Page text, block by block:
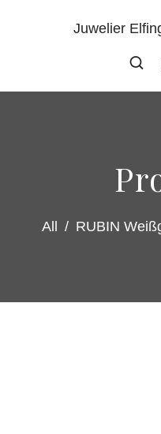
Juwelier
All / RUBIN